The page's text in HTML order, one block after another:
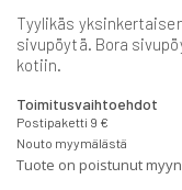
Tyylikäs
sivupöytä. Bora
kotiin.
Toimitusvaihtoehdot
Postipaketti 9 €
Nouto myymälästä
Tuote on poistunut